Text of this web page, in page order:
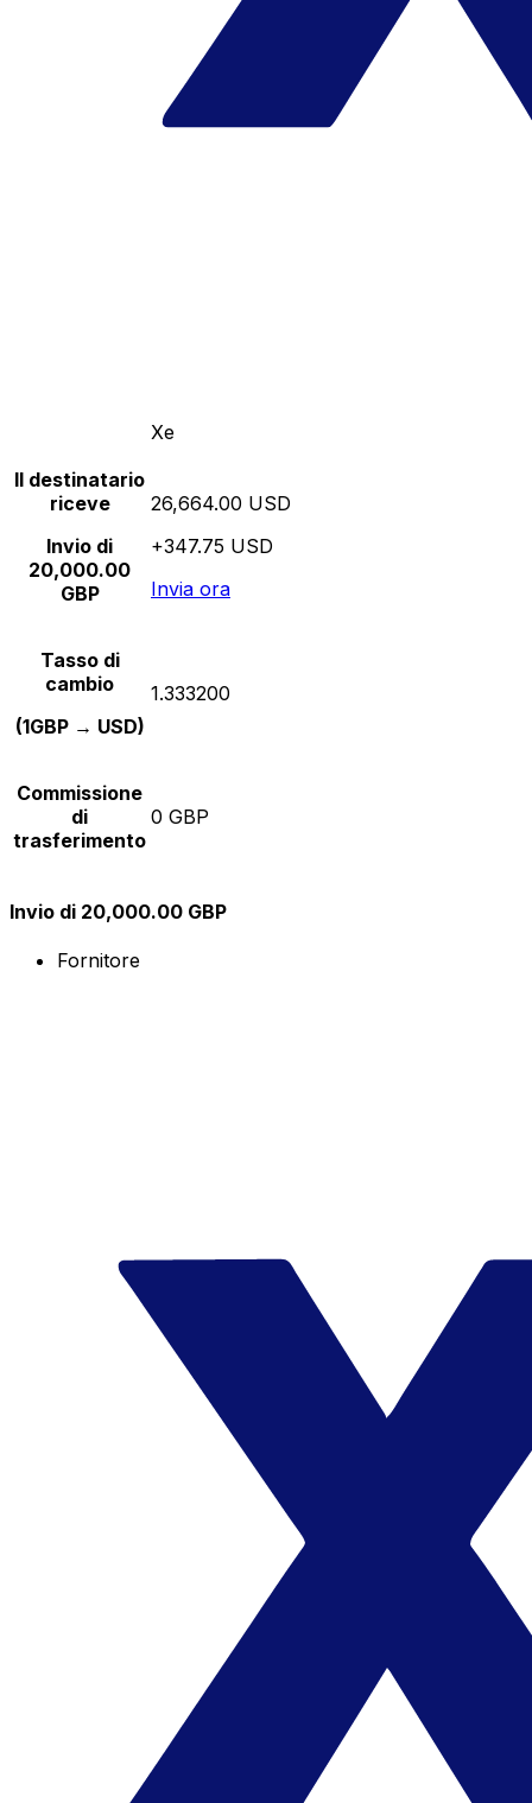
Xe
Il destinatario
riceve
Invio di
20,000.00
GBP
26,664.00 USD
+347.75 USD
Invia ora
Tasso di
cambio
(1GBP → USD)
1.333200
Commissione
di
trasferimento
0 GBP
Invio di 20,000.00 GBP
Fornitore